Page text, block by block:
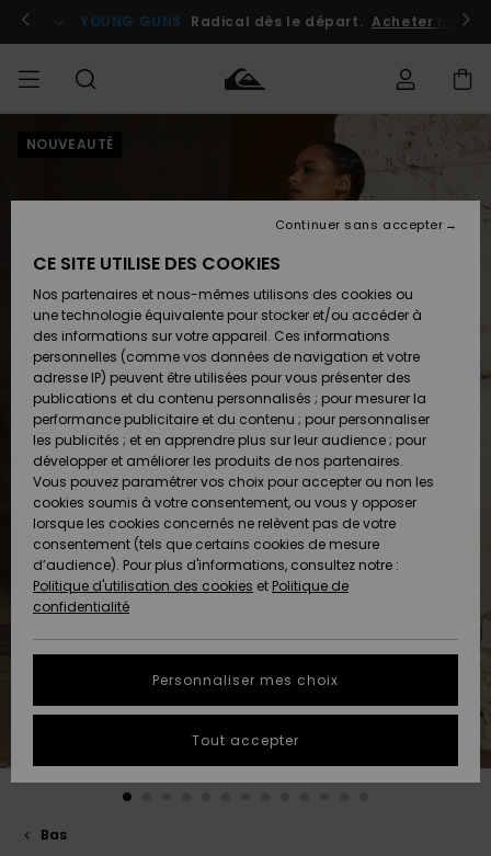
l'information
le
Se connecter / s'inscrire
YOUNG GUNS Radical dès le départ. Acheter
HOMME
Chaussures
& Tongs
Surf
Snow
Nouveautés
A
Découvrir
Chaussures
& Tongs
Surf
Snow
Nouveautés
A
Découvrir
FEMME
A
Découvrir
Snow
SURF
Surf
Shop
Enfant
Highlights
Communauté
SNOW
Snow
Shop
Enfant
Snow
Shop
Femme
A
Découvrir
Communauté
OUTLET
Enfant
Outlet
Femme
AIDE &
CONTACT
Retours
Paiement
Carte
Cadeau
Quiksilver
Freedom
Protection
des
tailles
MAGASINS
QUIKSILVER
NOUVEAUTÉ
Bas
CE SITE UTILISE DES COOKIES
Nos partenaires et nous-mêmes utilisons des cookies ou
une technologie équivalente pour stocker et/ou accéder à
des informations sur votre appareil. Ces informations
personnelles (comme vos données de navigation et votre
adresse IP) peuvent être utilisées pour vous présenter des
publications et du contenu personnalisés ; pour mesurer la
performance publicitaire et du contenu ; pour personnaliser
les publicités ; et en apprendre plus sur leur audience ; pour
développer et améliorer les produits de nos partenaires.
Vous pouvez paramétrer vos choix pour accepter ou non les
cookies soumis à votre consentement, ou vous y opposer
lorsque les cookies concernés ne relèvent pas de votre
consentement (tels que certains cookies de mesure
d’audience). Pour plus d'informations, consultez notre :
Politique d'utilisation des cookies et Politique de
confidentialité
Personnaliser mes choix
Continuer sans accepter
Tout accepter